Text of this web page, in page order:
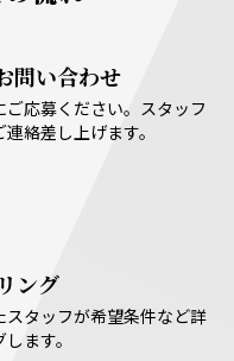
問い合わせ
応募ください。スタッフ
絡差し上げます。
ング
スタッフが希望条件など詳
ます。